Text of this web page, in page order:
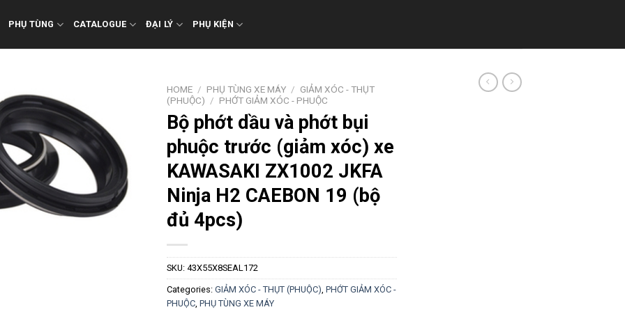
PHỤ TÙNG CATALOGUE ĐẠI LÝ PHỤ KIỆN
HOME / PHỤ TÙNG XE MÁY / GIẢM XÓC - THỤT
(PHUỘC) / PHỚT GIẢM XÓC - PHUỘC
Bộ phớt dầu và phớt bụi
phuộc trước (giảm xóc) xe
KAWASAKI ZX1002 JKFA
Ninja H2 CAEBON 19 (bộ
đủ 4pcs)
SKU: 43X55X8SEAL172
Categories: GIẢM XÓC - THỤT (PHUỘC) PHỚT GIẢM XÓC -
PHUỘC PHỤ TÙNG XE MÁY